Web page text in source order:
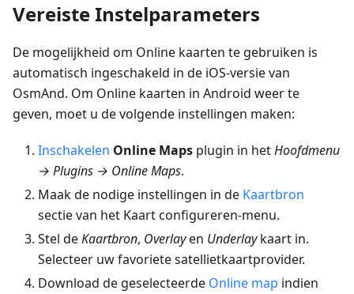
Vereiste Instelparameters
De mogelijkheid om Online kaarten te gebruiken is
automatisch ingeschakeld in de iOS-versie van
OsmAnd. Om Online kaarten in Android weer te
geven, moet u de volgende instellingen maken:
Inschakelen Online Maps plugin in hetHoofdmenu
→ Plugins → Online Maps.
Maak de nodige instellingen in de Kaartbron
sectie van het Kaart configureren-menu.
Stel deKaartbron, Overlayen Underlaykaart in.
Selecteer uw favoriete satellietkaartprovider.
Download de geselecteerde Online map indien